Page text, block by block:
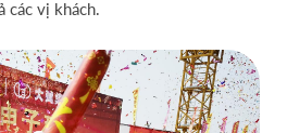
các vị khách.